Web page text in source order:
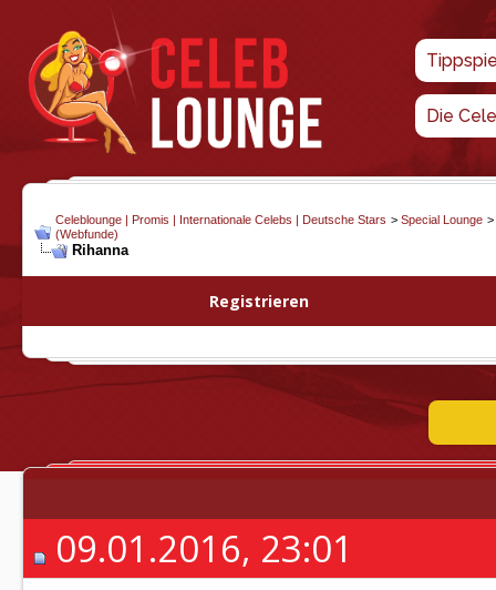
Die
Celeblounge | Promis | Internationale Celebs | Deutsche Stars > Special Lounge >
(Webfunde)
Rihanna
Registrieren
09.01.2016, 23:01